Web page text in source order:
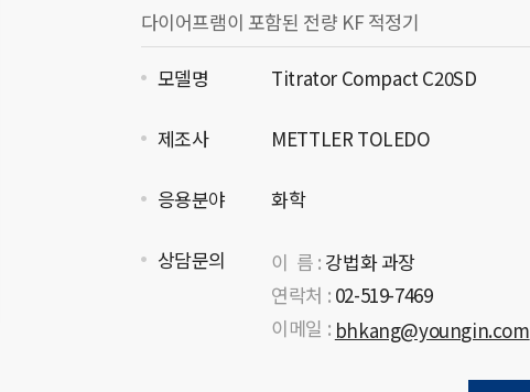
다이어프램이 포함된 전량 KF 적정기
모델명 Titrator Compact C20SD
제조사 METTLER TOLEDO
응용분야 화학
상담문의 이 름 : 강법화 과장
연락처 : 02-519-7469
이메일 : bhkang@youngin.com